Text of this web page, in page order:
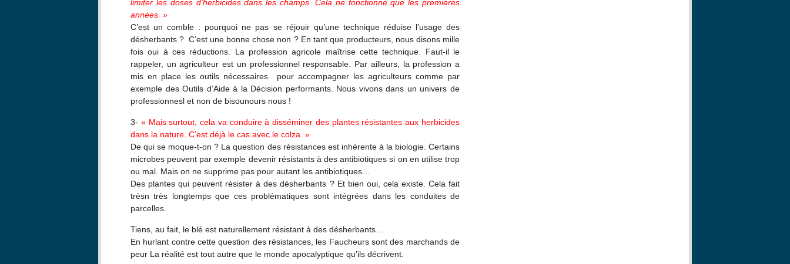
limiter les doses d’herbicides dans les champs. Cela ne fonctionne que les premières
années. »
C’est un comble : pourquoi ne pas se réjouir qu’une technique réduise l’usage des
désherbants ? C’est une bonne chose non ? En tant que producteurs, nous disons mille
fois oui à ces réductions. La profession agricole maîtrise cette technique. Faut-il le
rappeler, un agriculteur est un professionnel responsable. Par ailleurs, la profession a
mis en place les outils nécessaires pour accompagner les agriculteurs comme par
exemple des Outils d’Aide à la Décision performants. Nous vivons dans un univers de
professionnesl et non de bisounours nous !
3- « Mais surtout, cela va conduire à disséminer des plantes résistantes aux herbicides
dans la nature. C’est déjà le cas avec le colza. »
De qui se moque-t-on ? La question des résistances est inhérente à la biologie. Certains
microbes peuvent par exemple devenir résistants à des antibiotiques si on en utilise trop
ou mal. Mais on ne supprime pas pour autant les antibiotiques…
Des plantes qui peuvent résister à des désherbants ? Et bien oui, cela existe. Cela fait
trèsn très longtemps que ces problématiques sont intégrées dans les conduites de
parcelles.
Tiens, au fait, le blé est naturellement résistant à des désherbants…
En hurlant contre cette question des résistances, les Faucheurs sont des marchands de
peur La réalité est tout autre que le monde apocalyptique qu’ils décrivent.